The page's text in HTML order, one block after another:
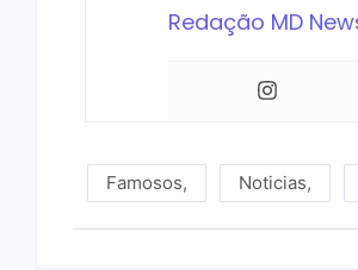
Redação MD
Famosos, Noticias,